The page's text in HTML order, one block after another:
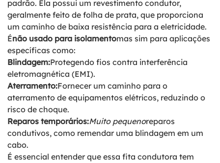
padrão. Ela possui um revestimento condutor,
geralmente feito de folha de prata, que proporciona
um caminho de baixa resistência para a eletricidade.
Énão usado para isolamentomas sim para aplicações
específicas como:
Blindagem:Protegendo fios contra interferência
eletromagnética (EMI).
Aterramento:Fornecer um caminho para o
aterramento de equipamentos elétricos, reduzindo o
risco de choque.
Reparos temporários:Muito pequenoreparos
condutivos, como remendar uma blindagem em um
cabo.
É essencial entender que essa fita condutora tem